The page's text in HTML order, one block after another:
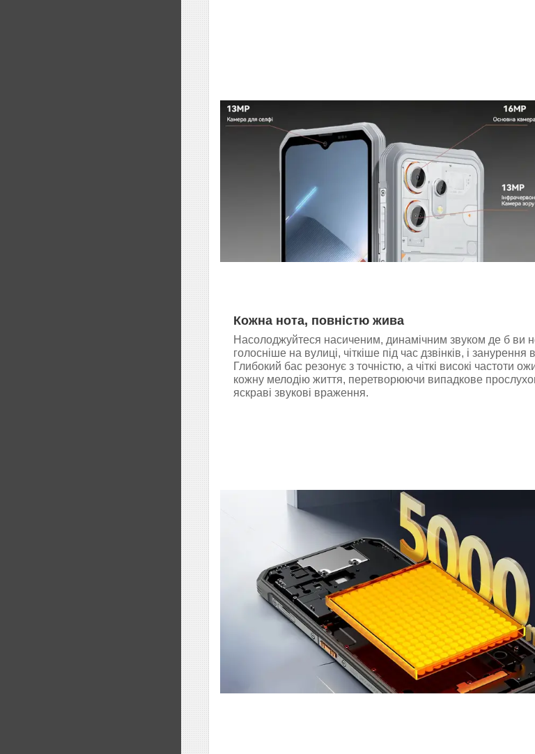
Кожна нота, повністю жива
Насолоджуйтеся насиченим, динамічним звуком де б ви
голосніше на вулиці, чіткіше під час дзвінків, і занурення
Глибокий бас резонує з точністю, а чіткі високі частоти
кожну мелодію життя, перетворюючи випадкове
яскраві звукові враження.